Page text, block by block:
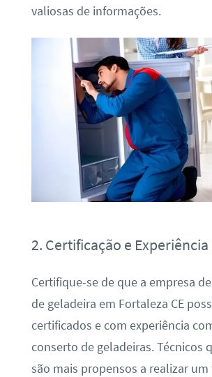
valiosas de informações.
2. Certificação e Experiência
Certifique-se de que a empresa
de geladeira em Fortaleza CE
certificados e com experiência
conserto de geladeiras. Técnicos
são mais propensos a realizar